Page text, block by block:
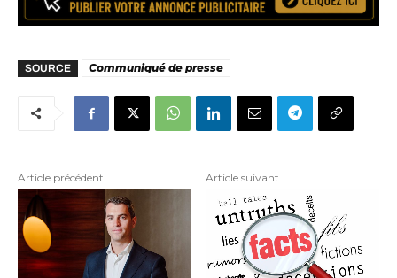
SOURCE Communiqué de presse
Article précédent Article suivant